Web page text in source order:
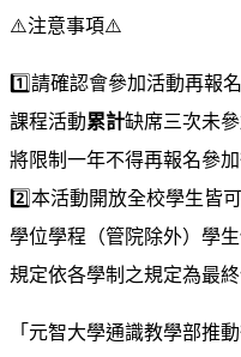
⚠️注意事項⚠️
1️⃣請確認會參加活動再報
課程活動累計缺席三次未
將限制一年不得再報名參加
2️⃣本活動開放全校學生皆
學位學程（管院除外）學
規定依各學制之規定為最終
「元智大學通識教學部推